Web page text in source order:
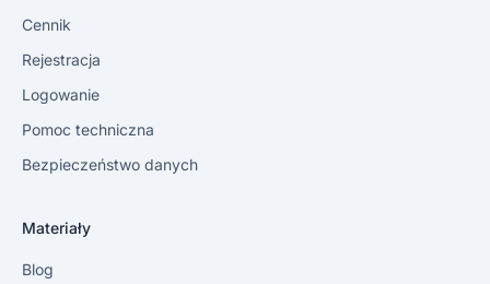
Cennik
Rejestracja
Logowanie
Pomoc techniczna
Bezpieczeństwo danych
Materiały
Blog